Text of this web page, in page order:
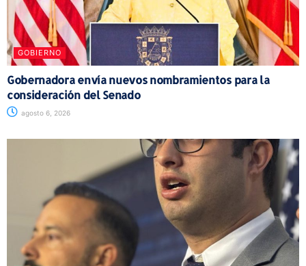
GOBIERNO
Gobernadora envía nuevos nombramientos para la
consideración del Senado
agosto 6, 2026